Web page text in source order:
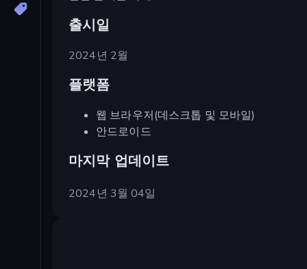
출시일
2024년 2월
플랫폼
웹 브라우저(데스크톱 및 모바일)
안드로이드
마지막 업데이트
2024년 3월 04일